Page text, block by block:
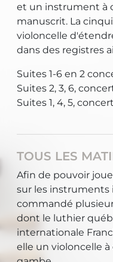
et un instrument à
manuscrit. La
violoncelle
dans des registres
Suites 1-6 en 2
Suites 2, 3, 6,
Suites 1, 4, 5,
TOUS LES
Afin de pouvoir
sur les instruments
commandé
dont le luthier
internationale
elle un violoncelle